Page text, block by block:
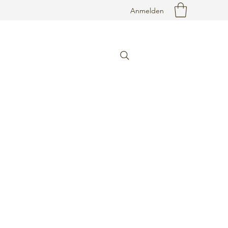
Anmelden